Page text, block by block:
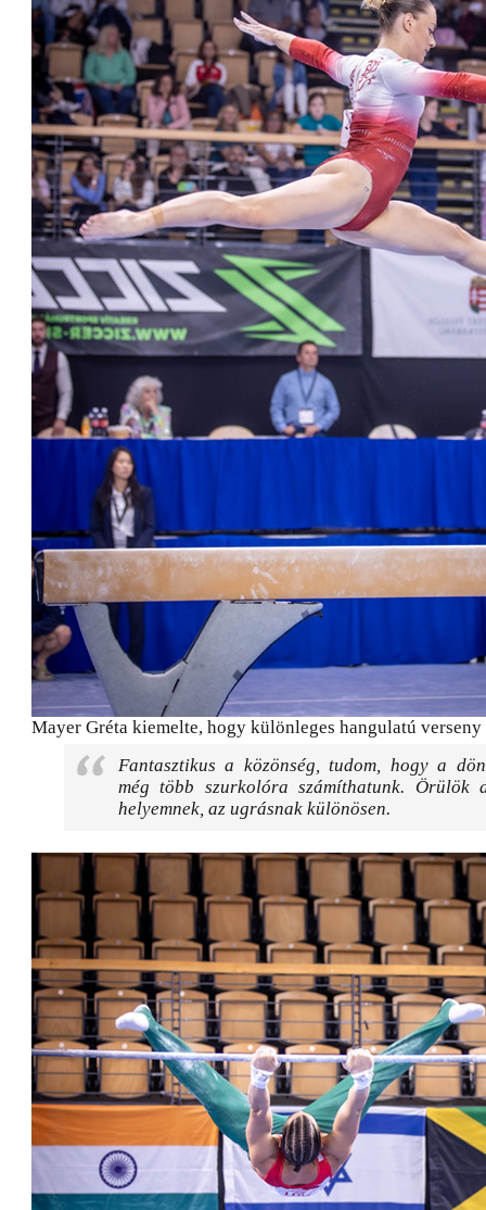
Mayer Gréta kiemelte, hogy különleges hangulatú
Fantasztikus a közönség, tudom, hogy a
még több szurkolóra számíthatunk. Örülök
helyemnek, az ugrásnak különösen.